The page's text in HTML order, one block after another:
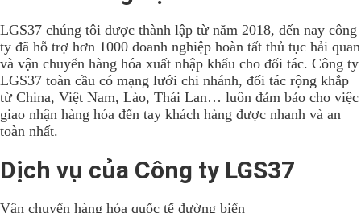
LGS37 chúng tôi được thành lập từ năm 2018, đến nay công
ty đã hỗ trợ hơn 1000 doanh nghiệp hoàn tất thủ tục hải quan
và vận chuyển hàng hóa xuất nhập khẩu cho đối tác. Công ty
LGS37 toàn cầu có mạng lưới chi nhánh, đối tác rộng khắp
từ China, Việt Nam, Lào, Thái Lan… luôn đảm bảo cho việc
giao nhận hàng hóa đến tay khách hàng được nhanh và an
toàn nhất.
Dịch vụ của Công ty LGS37
Vận chuyển hàng hóa quốc tế đường biển